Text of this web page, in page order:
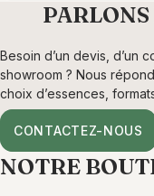
Besoin d’un devis, d’un
showroom ? Nous
choix d’essences,
CONTACTEZ-NOUS
NOTRE